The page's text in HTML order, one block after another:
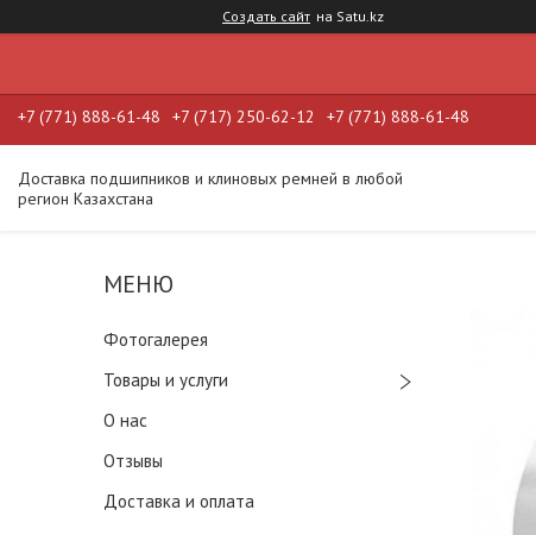
Создать сайт на Satu.kz
+7 (771) 888-61-48 +7 (717) 250-62-12 +7 (771) 888-61-48
Доставка подшипников и клиновых ремней в любой
регион Казахстана
Фотогалерея
Товары и услуги
О нас
Отзывы
Доставка и оплата